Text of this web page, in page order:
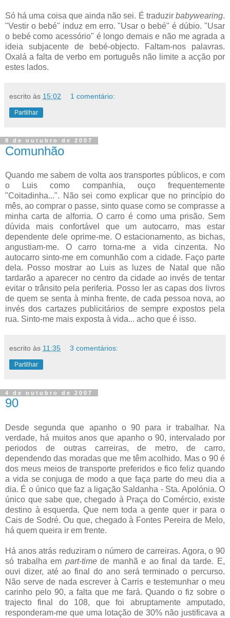
Só há uma coisa que ainda não sei. É traduzir babywearing.
"Vestir o bebé" induz em erro. "Usar o bebé" é dúbio. "Usar
o bebé como acessório" é longo demais e não me agrada a
ideia subjacente de bebé-objecto. Faltam-nos palavras.
Oxalá a falta de verbo em português não limite a acção por
estes lados.
escrito às 15:02 1 comentário:
Partilhar
8 de outubro de 2007
Comunhão
Quando me sabem de volta aos transportes públicos, e com
o Luis como companhia, ouço frequentemente
"Coitadinha...". Não sei como explicar que no princípio do
mês, ao comprar o passe, sinto quase como se comprasse a
minha carta de alforria. O carro é como uma prisão. Sem
dúvida mais confortável que um autocarro, mas estar
dependente dele oprime-me. O estacionamento, as bichas,
angustiam-me. O carro torna-me a vida cinzenta. No
autocarro sinto-me em comunhão com a cidade. Faço parte
dela. Posso mostrar ao Luis as luzes de Natal que não
tardarão a aparecer no centro da cidade ao invés de tentar
evitar o trânsito pela periferia. Posso ler as capas dos livros
de quem se senta à minha frente, de cada pessoa nova, ao
invés dos cartazes publicitários de sempre expostos pela
rua. Sinto-me mais exposta à vida... acho que é isso.
escrito às 11:35 3 comentários:
Partilhar
4 de outubro de 2007
90
Desde segunda que apanho o 90 para ir trabalhar. Na
verdade, há muitos anos que apanho o 90, intervalado por
periodos de outras carreiras, de metro, de carro,
dependendo das moradas que me têm acolhido. Mas o 90 é
dos meus meios de transporte preferidos e fico feliz quando
a vida se conjuga de modo a que faça parte do meu dia a
dia. É o único que faz a ligação Saldanha - Sta. Apolónia. O
único que sabe que, chegado à Praça do Comércio, existe
destino à esquerda. Que nem toda a gente quer ir para o
Cais de Sodré. Ou que, chegado à Fontes Pereira de Melo,
há quem queira ir em frente.
Há anos atrás reduziram o número de carreiras. Agora, o 90
só trabalha em part-timede manhã e ao final da tarde. E,
ouvi dizer, até ao final do ano será terminado o percurso.
Não serve de nada escrever à Carris e testemunhar o meu
carinho pelo 90, a falta que me fará. Quando o fiz sobre o
trajecto final do 108, que foi abruptamente amputado,
responderam-me que uma lotação de 30% não justificava a